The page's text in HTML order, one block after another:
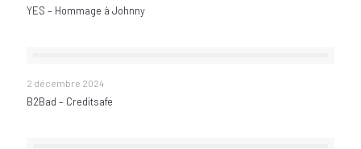
YES – Hommage à Johnny
2 décembre 2024
B2Bad – Creditsafe